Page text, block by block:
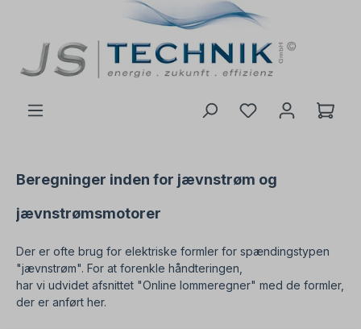
Beregninger inden for jævnstrøm og
jævnstrømsmotorer
Der er ofte brug for elektriske formler for spændingstypen
"jævnstrøm". For at forenkle håndteringen,
har vi udvidet afsnittet "Online lommeregner" med de formler,
der er anført her.